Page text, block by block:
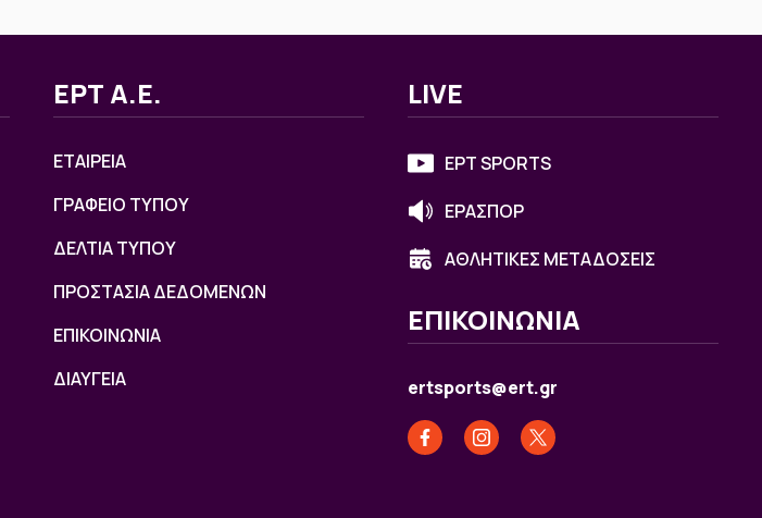
ΕΡΤ Α.Ε.
ΕΤΑΙΡΕΙΑ
ΓΡΑΦΕΙΟ ΤΥΠΟΥ
ΔΕΛΤΙΑ ΤΥΠΟΥ
ΠΡΟΣΤΑΣΙΑ ΔΕΔΟΜΕΝΩΝ
ΕΠΙΚΟΙΝΩΝΙΑ
ΔΙΑΥΓΕΙΑ
LIVE
ΕΡΤ SPORTS
ΕΡΑΣΠΟΡ
ΑΘΛΗΤΙΚΕΣ ΜΕΤΑΔΟΣΕΙΣ
ΕΠΙΚΟΙΝΩΝΙΑ
ertsports@ert.gr